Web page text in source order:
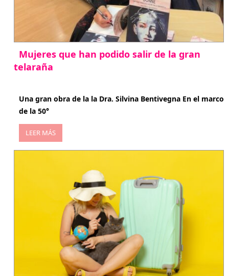
Mujeres que han podido salir de la gran
telaraña
Una gran obra de la la Dra. Silvina Bentivegna En el marco
de la 50°
LEER MÁS